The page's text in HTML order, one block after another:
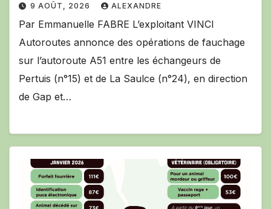
9 AOÛT, 2026 ALEXANDRE
Par Emmanuelle FABRE L’exploitant VINCI
Autoroutes annonce des opérations de fauchage
sur l’autoroute A51 entre les échangeurs de
Pertuis (n°15) et de La Saulce (n°24), en direction
de Gap et…